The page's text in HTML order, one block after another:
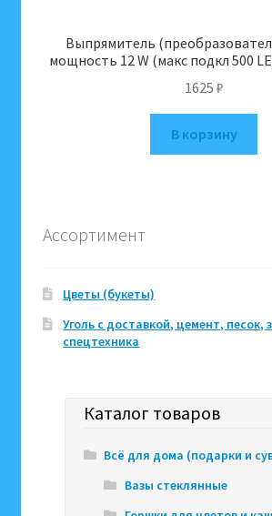
Выпрямитель
мощность 12 W (макс подкл 500
1625 ₽
В корзину
Ассортимент
Цветы (букеты)
Уголь с доставкой, цемент, песок,
спецтехника
Каталог товаров
Всё для дома (подарки и
Вазы стеклянные